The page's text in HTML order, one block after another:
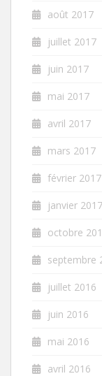
août 2017
juillet 2017
juin 2017
mai 2017
avril 2017
mars 2017
février 2017
janvier 2017
octobre
septembre
juillet 2016
juin 2016
mai 2016
avril 2016